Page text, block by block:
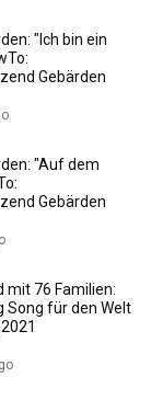
Ich möchte
"Ich bin ein
Gebärden
"Auf dem
Gebärden
mit 76 Familien:
Song für den Welt